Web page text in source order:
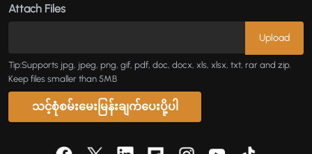
Attach Files
Tip:Supports jpg, jpeg, png, gif, pdf, doc, docx, xls, xlsx, txt, rar and zip.
Keep files smaller than 5MB
သင့်စုံစမ်းမေးမြန်းချက်ပေးပို့ပါ